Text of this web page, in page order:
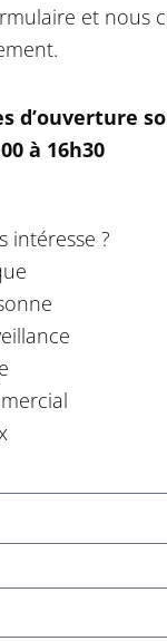
et nous
d’ouverture
à 16h30
intéresse ?